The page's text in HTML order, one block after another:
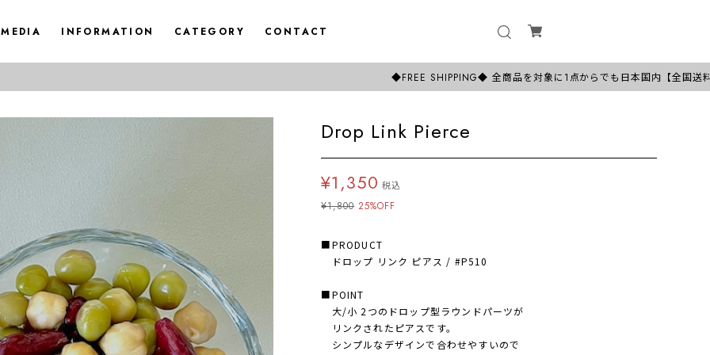
MEDIA INFORMATION CATEGORY CONTACT
◆FREE SHIPPING◆ 全商品を対象に1点からでも日本国内【全国送料無料！】お気
Drop Link Pierce
¥1,350 税込
¥1,800 25%OFF
■PRODUCT
ドロップ リンク ピアス / #P510
■POINT
大/小 2つのドロップ型ラウンドパーツが
リンクされたピアスです。
シンプルなデザインで合わせやすいので